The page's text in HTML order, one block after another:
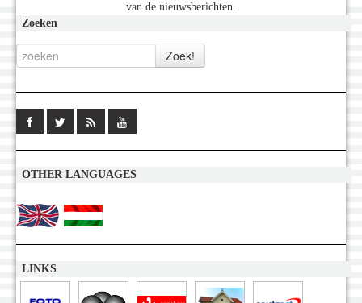
van de nieuwsberichten.
Zoeken
OTHER LANGUAGES
LINKS